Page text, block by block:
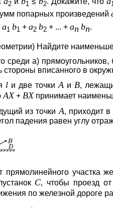
2 1 2
попарных произведений
a1 b1 + a2 b2 + ... + an bn.
Найдите
среди а)
вписанного в
lи две точки A и B,
AX+ BXпринимает
из точки A, приходит в
падения равен углу
прямолинейного участка
C, чтобы проезд
по железной дороге